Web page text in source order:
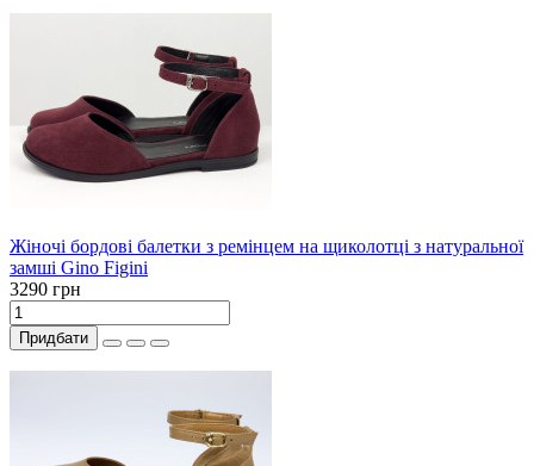
Жіночі бордові балетки з ремінцем на щиколотці з натуральної
замші Gino Figini
3290 грн
Придбати